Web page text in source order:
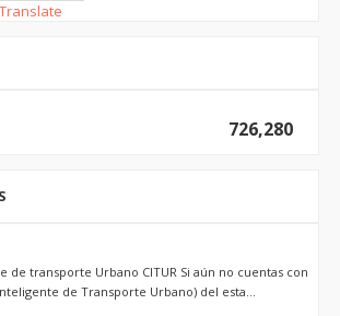
Translate
726,280
de transporte Urbano CITUR Si aún no cuentas con
de Transporte Urbano) del esta...